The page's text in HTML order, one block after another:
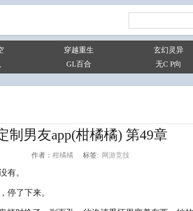
穿越重生 玄幻灵异
GL百合 无C P向
制男友app(柑橘橘) 第49章
作者： 柑橘橘 标签: 网游竞技
有。
停了下来。